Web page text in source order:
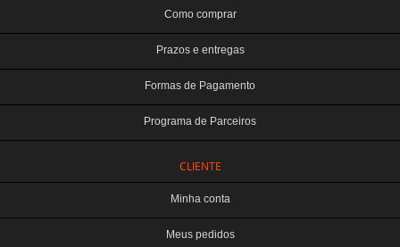
Como comprar
Prazos e entregas
Formas de Pagamento
Programa de Parceiros
CLIENTE
Minha conta
Meus pedidos